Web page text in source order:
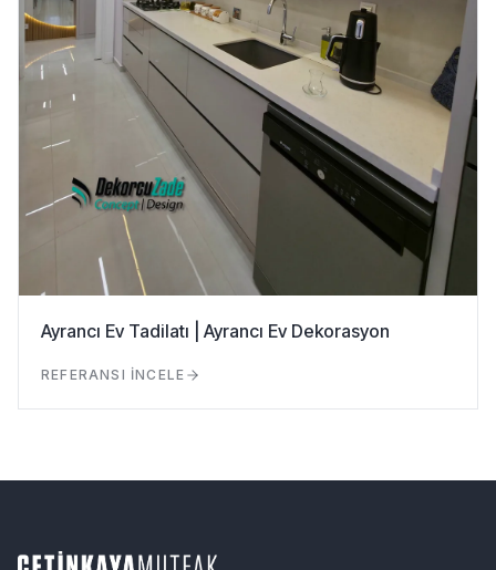
Ayrancı Ev Tadilatı | Ayrancı Ev Dekorasyon
REFERANSI İNCELE